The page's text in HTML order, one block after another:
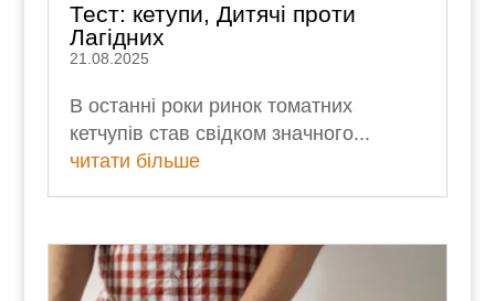
Тест: кетупи, Дитячі проти
Лагідних
21.08.2025
В останні роки ринок томатних
кетчупів став свідком значного...
читати більше